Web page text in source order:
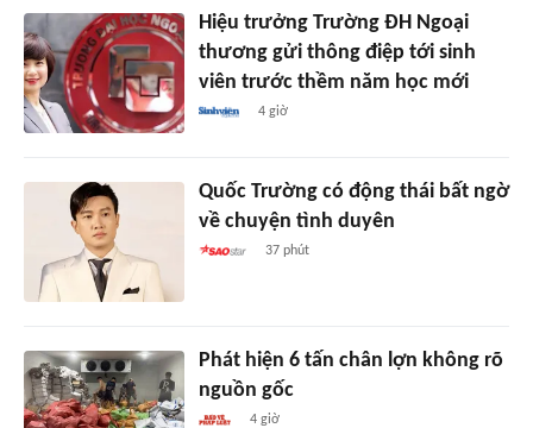
Hiệu trưởng Trường ĐH Ngoại
thương gửi thông điệp tới sinh
viên trước thềm năm học mới
4 giờ
Quốc Trường có động thái bất ngờ
về chuyện tình duyên
37 phút
Phát hiện 6 tấn chân lợn không rõ
nguồn gốc
4 giờ